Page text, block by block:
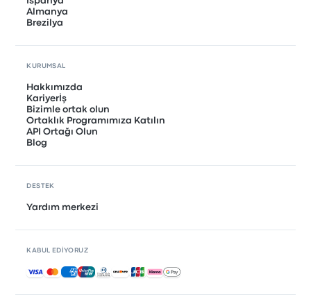
Almanya
Brezilya
KURUMSAL
Hakkımızda
Kariyerİş
Bizimle ortak olun
Ortaklık Programımıza Katılın
API Ortağı Olun
Blog
DESTEK
Yardım merkezi
KABUL EDIYORUZ
Kabul edilen ödemeler